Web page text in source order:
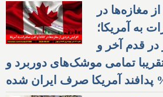
مغازه‌ها در
به آمریکا؛
در قدم آخر و
تمامی موشک‌های دوربرد و